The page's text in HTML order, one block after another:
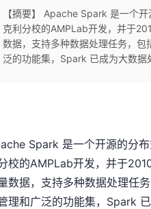
【摘要】 Apache Spark 是一个
克利分校的AMPLab开发，并于
数据，支持多种数据处理任务，
泛的功能集，Spark 已成为大数
Spark 是一个开源的分
校的AMPLab开发，并于
数据，支持多种数据处理任
理和广泛的功能集，Spark